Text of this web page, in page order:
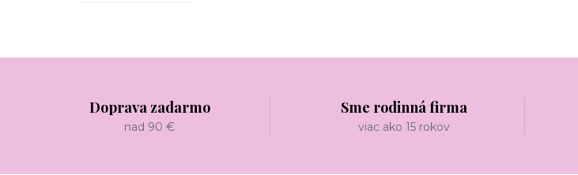
Doprava zadarmo
nad 90 €
Sme rodinná firma
viac ako 15 rokov